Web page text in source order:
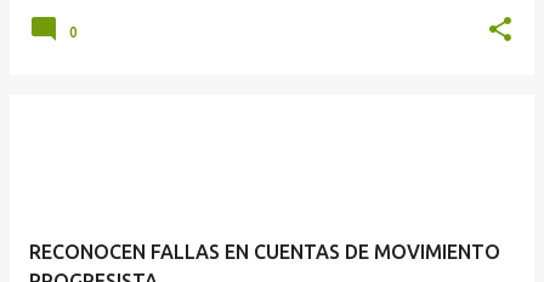
0
RECONOCEN FALLAS EN CUENTAS DE MOVIMIENTO